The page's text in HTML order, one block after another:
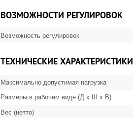
ВОЗМОЖНОСТИ РЕГУЛИРОВОК
Возможность регулировок
ТЕХНИЧЕСКИЕ ХАРАКТЕРИСТИКИ
Максимально допустимая нагрузка
Размеры в рабочем виде (Д х Ш х В)
Вес (нетто)